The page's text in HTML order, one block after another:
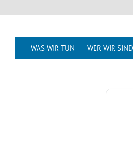
WAS WIR TUN WER WIR SIND